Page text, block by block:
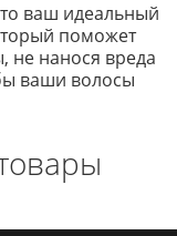
ваш идеальный
поможет
не нанося вреда
ваши волосы